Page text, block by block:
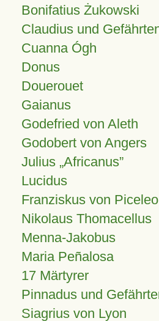
Bonifatius Żukowski
Claudius und
Cuanna Ógh
Donus
Douerouet
Gaianus
Godefried von Aleth
Godobert von Angers
Julius Africanus
Lucidus
Franziskus von
Nikolaus Thomacellus
Menna-Jakobus
Maria Peñalosa
17 Märtyrer
Pinnadus und
Siagrius von Lyon